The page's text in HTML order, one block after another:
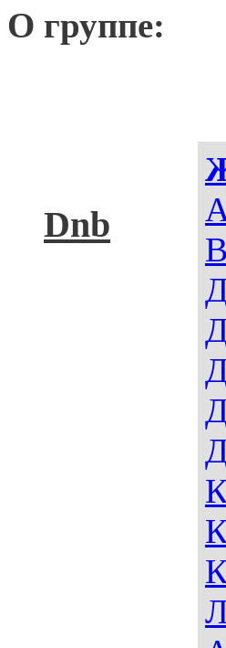
О группе:
Dnb